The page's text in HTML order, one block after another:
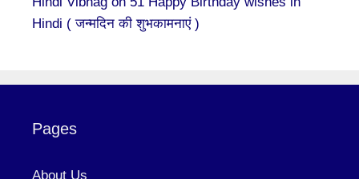
Hindi ( जन्मदिन की शुभकामनाएं )
Pages
About Us